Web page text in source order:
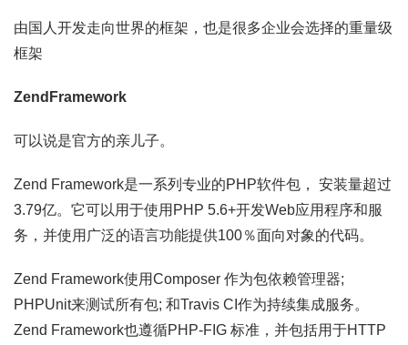
由国人开发走向世界的框架，也是很多企业会选择的重量级
框架
ZendFramework
可以说是官方的亲儿子。
Zend Framework是一系列专业的PHP软件包， 安装量超过
3.79亿。它可以用于使用PHP 5.6+开发Web应用程序和服
务，并使用广泛的语言功能提供100％面向对象的代码。
Zend Framework使用Composer 作为包依赖管理器;
PHPUnit来测试所有包; 和Travis CI作为持续集成服务。
Zend Framework也遵循PHP-FIG 标准，并包括用于HTTP